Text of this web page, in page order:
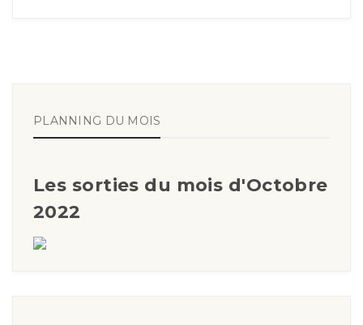
PLANNING DU MOIS
Les sorties du mois d'Octobre
2022